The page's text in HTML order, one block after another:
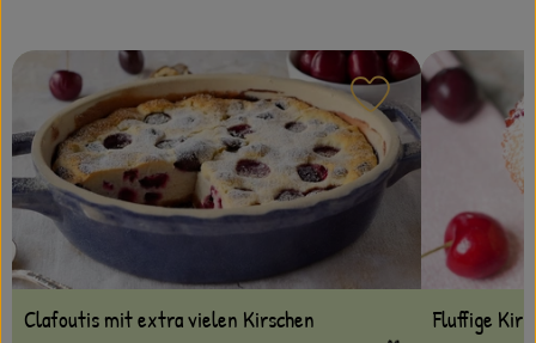
Clafoutis mit extra vielen Kirschen
Rezept zu
Fluffige